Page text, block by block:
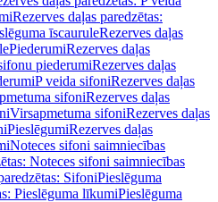
Rezerves daļas paredzētas:
īscauruleRezerves daļas
PiederumiRezerves daļas
piederumiRezerves daļas
P veida sifoniRezerves daļas
sifoniRezerves daļas
Virsapmetuma sifoniRezerves daļas
PieslēgumiRezerves daļas
Noteces sifoni saimniecības
Noteces sifoni saimniecības
SifoniPieslēguma
Pieslēguma līkumiPieslēguma